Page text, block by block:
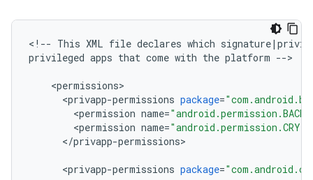
< ! -- This XML file declares which signature|
privileged apps that come with the platform -->
<permissions>
<privapp-permissions package=
<permission name=
<permission name=
</privapp-permissions>
<privapp-permissions package=